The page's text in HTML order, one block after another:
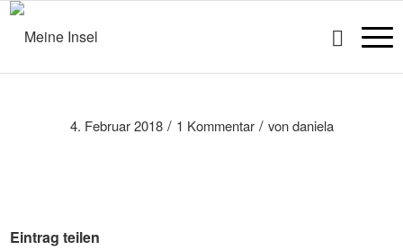
4. Februar 2018 / 1 Kommentar / vondaniela
Eintrag teilen